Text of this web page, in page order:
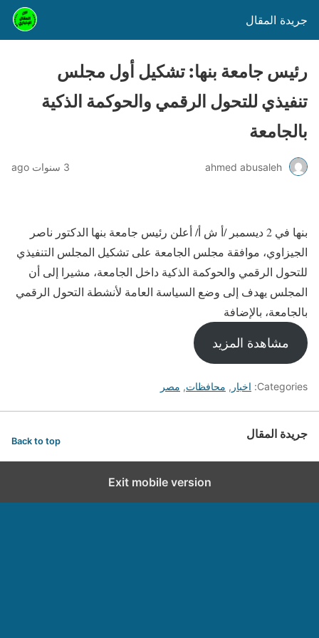
جريدة المقال
رئيس جامعة بنها: تشكيل أول مجلس
تنفيذي للتحول الرقمي والحوكمة الذكية
بالجامعة
ahmed abusaleh 3 سنوات ago
بنها في 2 ديسمبر /أ ش أ/ أعلن رئيس جامعة بنها الدكتور ناصر
الجيزاوي، موافقة مجلس الجامعة على تشكيل المجلس التنفيذي
للتحول الرقمي والحوكمة الذكية داخل الجامعة، مشيرا إلى أن
المجلس يهدف إلى وضع السياسة العامة لأنشطة التحول الرقمي
بالجامعة، بالإضافة
مشاهدة المزيد
Categories: اخبار , محافظات, مصر
جريدة المقال Back to top
Exit mobile version